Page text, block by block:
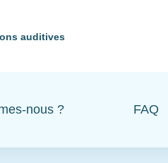
auditives
nous ? FAQ